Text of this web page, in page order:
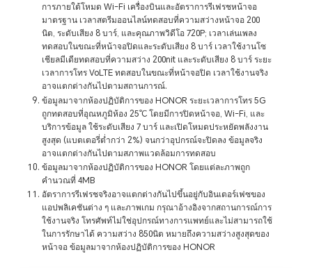
การภายใต้โหมด Wi-Fi เครื่องบินและอัตราการรีเฟรชหน้าจอ
มาตรฐาน เวลาสตรีมออนไลน์ทดสอบที่ความสว่างหน้าจอ 200
นิต, ระดับเสียง 8 บาร์, และคุณภาพวิดีโอ 720P; เวลาเล่นเพลง
ทดสอบในขณะที่หน้าจอปิดและระดับเสียง 8 บาร์ เวลาใช้งานโซ
เชียลมีเดียทดสอบที่ความสว่าง 200nit และระดับเสียง 8 บาร์ ระยะ
เวลาการโทร VoLTE ทดสอบในขณะที่หน้าจอปิด เวลาใช้งานจริง
อาจแตกต่างกันไปตามสถานการณ์.
ข้อมูลมาจากห้องปฏิบัติการของ HONOR ระยะเวลาการโทร 5G
ถูกทดสอบที่อุณหภูมิห้อง 25℃ โดยมีการปิดหน้าจอ, Wi-Fi, และ
บริการข้อมูล ใช้ระดับเสียง 7 บาร์ และเปิดโหมดประหยัดพลังงาน
สูงสุด (แบตเตอรี่ต่ำกว่า 2%) จนกว่าอุปกรณ์จะปิดลง ข้อมูลจริง
อาจแตกต่างกันไปตามสภาพแวดล้อมการทดสอบ
ข้อมูลมาจากห้องปฏิบัติการของ HONOR โดยแต่ละภาพถูก
คำนวณที่ 4MB
อัตราการรีเฟรชจริงอาจแตกต่างกันไปขึ้นอยู่กับอินเตอร์เฟซของ
แอปพลิเคชันต่าง ๆ และภาพเกม กรุณาอ้างอิงจากสถานการณ์การ
ใช้งานจริง โทรศัพท์ไม่ใช่อุปกรณ์ทางการแพทย์และไม่สามารถใช้
ในการรักษาได้ ความสว่าง 850นิต หมายถึงความสว่างสูงสุดของ
หน้าจอ ข้อมูลมาจากห้องปฏิบัติการของ HONOR